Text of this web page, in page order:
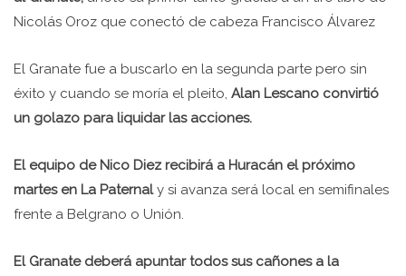
Nicolás Oroz que conectó de cabeza Francisco Álvarez
El Granate fue a buscarlo en la segunda parte pero sin
éxito y cuando se moría el pleito, Alan Lescano convirtió
un golazo para liquidar las acciones.
El equipo de Nico Diez recibirá a Huracán el próximo
martes en La Paternaly si avanza será local en semifinales
frente a Belgrano o Unión.
El Granate deberá apuntar todos sus cañones a la